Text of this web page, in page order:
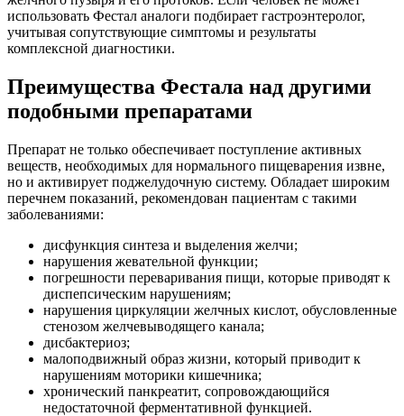
использовать Фестал аналоги подбирает гастроэнтеролог,
учитывая сопутствующие симптомы и результаты
комплексной диагностики.
Преимущества Фестала над другими
подобными препаратами
Препарат не только обеспечивает поступление активных
веществ, необходимых для нормального пищеварения извне,
но и активирует поджелудочную систему. Обладает широким
перечнем показаний, рекомендован пациентам с такими
заболеваниями:
дисфункция синтеза и выделения желчи;
нарушения жевательной функции;
погрешности переваривания пищи, которые приводят к
диспепсическим нарушениям;
нарушения циркуляции желчных кислот, обусловленные
стенозом желчевыводящего канала;
дисбактериоз;
малоподвижный образ жизни, который приводит к
нарушениям моторики кишечника;
хронический панкреатит, сопровождающийся
недостаточной ферментативной функцией.